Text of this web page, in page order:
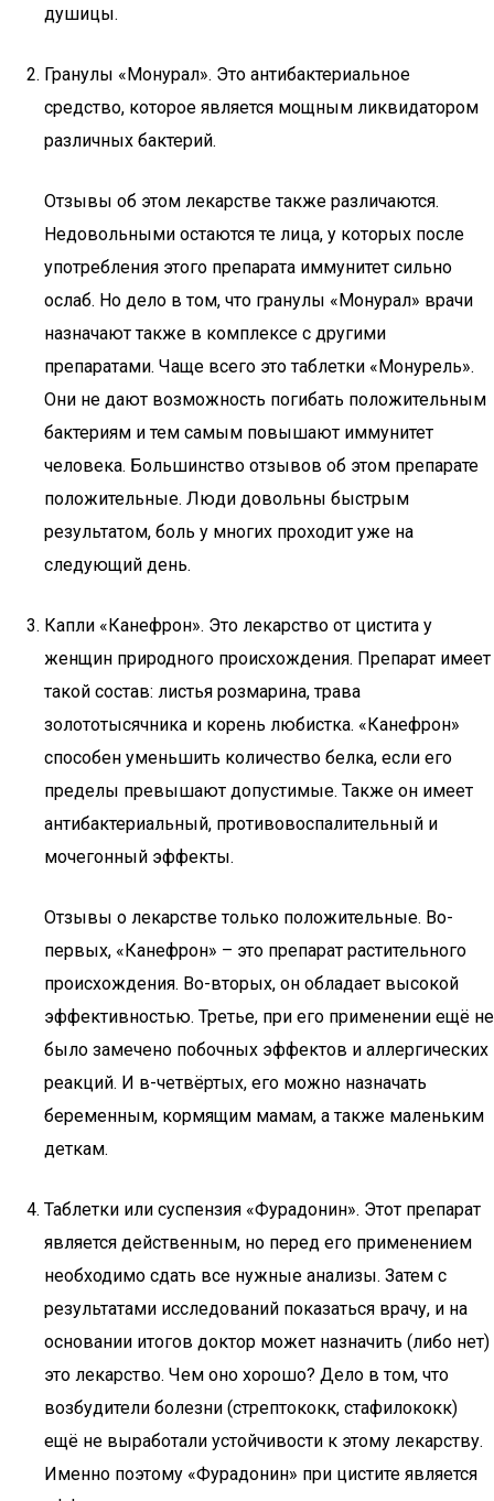
душицы.
Гранулы «Монурал». Это антибактериальное
средство, которое является мощным ликвидатором
различных бактерий.
Отзывы об этом лекарстве также различаются.
Недовольными остаются те лица, у которых после
употребления этого препарата иммунитет сильно
ослаб. Но дело в том, что гранулы «Монурал» врачи
назначают также в комплексе с другими
препаратами. Чаще всего это таблетки «Монурель».
Они не дают возможность погибать положительным
бактериям и тем самым повышают иммунитет
человека. Большинство отзывов об этом препарате
положительные. Люди довольны быстрым
результатом, боль у многих проходит уже на
следующий день.
Капли «Канефрон». Это лекарство от цистита у
женщин природного происхождения. Препарат имеет
такой состав: листья розмарина, трава
золототысячника и корень любистка. «Канефрон»
способен уменьшить количество белка, если его
пределы превышают допустимые. Также он имеет
антибактериальный, противовоспалительный и
мочегонный эффекты.
Отзывы о лекарстве только положительные. Во-
первых, «Канефрон» – это препарат растительного
происхождения. Во-вторых, он обладает высокой
эффективностью. Третье, при его применении ещё не
было замечено побочных эффектов и аллергических
реакций. И в-четвёртых, его можно назначать
беременным, кормящим мамам, а также маленьким
деткам.
Таблетки или суспензия «Фурадонин». Этот препарат
является действенным, но перед его применением
необходимо сдать все нужные анализы. Затем с
результатами исследований показаться врачу, и на
основании итогов доктор может назначить (либо нет)
это лекарство. Чем оно хорошо? Дело в том, что
возбудители болезни (стрептококк, стафилококк)
ещё не выработали устойчивости к этому лекарству.
Именно поэтому «Фурадонин» при цистите является